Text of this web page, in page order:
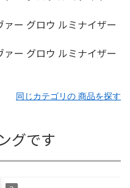
同じカテゴリの 商品を探す
グです